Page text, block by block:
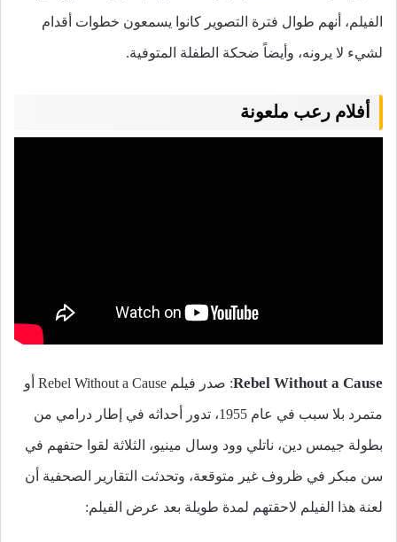
الفيلم، أنهم طوال فترة التصوير كانوا يسمعون خطوات أقدام
لشيء لا يرونه، وأيضاً ضحكة الطفلة المتوفية.
أفلام رعب ملعونة
Rebel Without a Cause : صدر فيلم Rebel Without a Cause أو
متمرد بلا سبب في عام 1955، تدور أحداثه في إطار درامي من
بطولة جيمس دين، ناتلي وود وسال مينيو، الثلاثة لقوا حتفهم في
سن مبكر في ظروف غير متوقعة، وتحدثت التقارير الصحفية أن
لعنة هذا الفيلم لاحقتهم لمدة طويلة بعد عرض الفيلم: